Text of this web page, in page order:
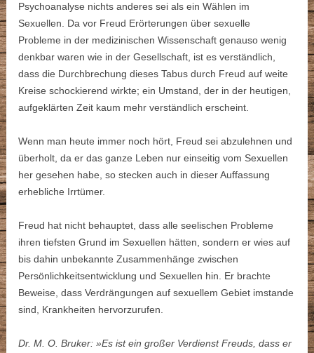
Psychoanalyse nichts anderes sei als ein Wählen im
Sexuellen. Da vor Freud Erörterungen über sexuelle
Probleme in der medizinischen Wissenschaft genauso wenig
denkbar waren wie in der Gesellschaft, ist es verständlich,
dass die Durchbrechung dieses Tabus durch Freud auf weite
Kreise schockierend wirkte; ein Umstand, der in der heutigen,
aufgeklärten Zeit kaum mehr verständlich erscheint.
Wenn man heute immer noch hört, Freud sei abzulehnen und
überholt, da er das ganze Leben nur einseitig vom Sexuellen
her gesehen habe, so stecken auch in dieser Auffassung
erhebliche Irrtümer.
Freud hat nicht behauptet, dass alle seelischen Probleme
ihren tiefsten Grund im Sexuellen hätten, sondern er wies auf
bis dahin unbekannte Zusammenhänge zwischen
Persönlichkeitsentwicklung und Sexuellen hin. Er brachte
Beweise, dass Verdrängungen auf sexuellem Gebiet imstande
sind, Krankheiten hervorzurufen.
Dr. M. O. Bruker: »Es ist ein großer Verdienst Freuds, dass er